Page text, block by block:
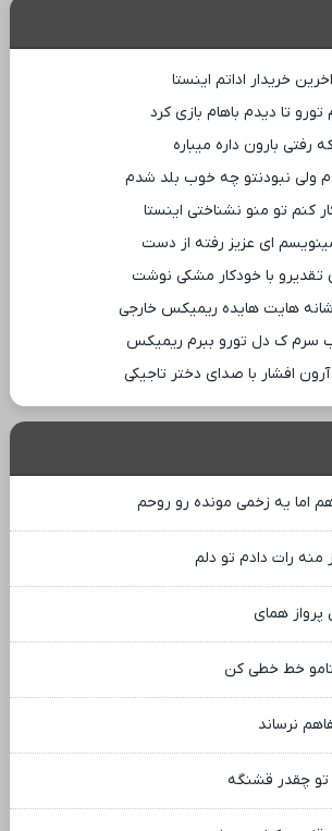
خریدار اداتم اینستا
تا دیدم باهام بازی کرد
رفتی بارون داره میباره
نبودنتو چه خوب بلد شدم
کنم تو منو نشناختی اینستا
ای عزیز رفته از دست
با خودکار مشکی نوشت
هایت هایده ریمیکس خارجی
سرم ک دل تورو ببرم ریمیکس
افشار با صدای دختر تاجیکی
اما یه زخمی مونده رو روحم
منه رات دادم تو دلم
پرواز همای
خط خطی کن
نرساند
تو چقدر قشنگه